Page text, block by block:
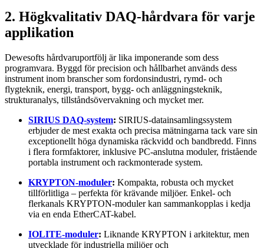
2. Högkvalitativ DAQ-hårdvara för varje
applikation
Dewesofts hårdvaruportfölj är lika imponerande som dess
programvara. Byggd för precision och hållbarhet används dess
instrument inom branscher som fordonsindustri, rymd- och
flygteknik, energi, transport, bygg- och anläggningsteknik,
strukturanalys, tillståndsövervakning och mycket mer.
SIRIUS DAQ-system: SIRIUS-datainsamlingssystem
erbjuder de mest exakta och precisa mätningarna tack vare sin
exceptionellt höga dynamiska räckvidd och bandbredd. Finns
i flera formfaktorer, inklusive PC-anslutna moduler, fristående
portabla instrument och rackmonterade system.
KRYPTON-moduler: Kompakta, robusta och mycket
tillförlitliga – perfekta för krävande miljöer. Enkel- och
flerkanals KRYPTON-moduler kan sammankopplas i kedja
via en enda EtherCAT-kabel.
IOLITE-moduler: Liknande KRYPTON i arkitektur, men
utvecklade för industriella miljöer och